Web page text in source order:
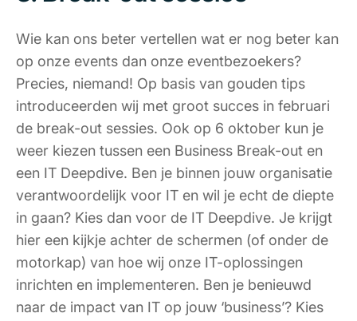
Wie kan ons beter vertellen wat er nog beter kan
op onze events dan onze eventbezoekers?
Precies, niemand! Op basis van gouden tips
introduceerden wij met groot succes in februari
de break-out sessies. Ook op 6 oktober kun je
weer kiezen tussen een Business Break-out en
een IT Deepdive. Ben je binnen jouw organisatie
verantwoordelijk voor IT en wil je echt de diepte
in gaan? Kies dan voor de IT Deepdive. Je krijgt
hier een kijkje achter de schermen (of onder de
motorkap) van hoe wij onze IT-oplossingen
inrichten en implementeren. Ben je benieuwd
naar de impact van IT op jouw ‘business’? Kies